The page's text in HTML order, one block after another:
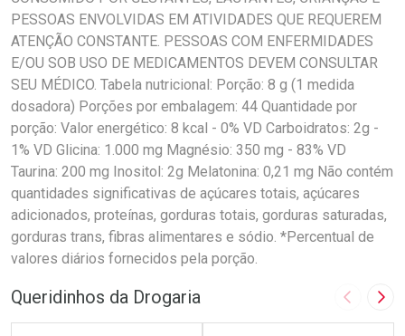
PESSOAS ENVOLVIDAS EM ATIVIDADES QUE REQUEREM
ATENÇÃO CONSTANTE. PESSOAS COM ENFERMIDADES
E/OU SOB USO DE MEDICAMENTOS DEVEM CONSULTAR
SEU MÉDICO. Tabela nutricional: Porção: 8 g (1 medida
dosadora) Porções por embalagem: 44 Quantidade por
porção: Valor energético: 8 kcal - 0% VD Carboidratos: 2g -
1% VD Glicina: 1.000 mg Magnésio: 350 mg - 83% VD
Taurina: 200 mg Inositol: 2g Melatonina: 0,21 mg Não contém
quantidades significativas de açúcares totais, açúcares
adicionados, proteínas, gorduras totais, gorduras saturadas,
gorduras trans, fibras alimentares e sódio. *Percentual de
valores diários fornecidos pela porção.
Queridinhos da Drogaria Imagem